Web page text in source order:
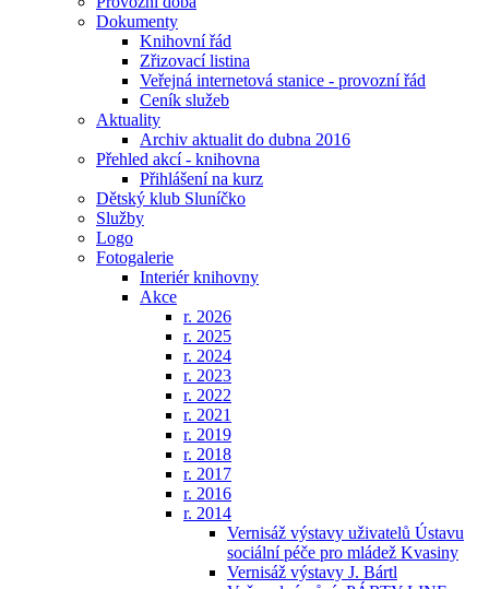
Dokumenty
Knihovní řád
Zřizovací listina
Veřejná internetová stanice - provozní řád
Ceník služeb
Aktuality
Archiv aktualit do dubna 2016
Přehled akcí - knihovna
Přihlášení na kurz
Dětský klub Sluníčko
Služby
Logo
Fotogalerie
Interiér knihovny
Akce
r. 2026
r. 2025
r. 2024
r. 2023
r. 2022
r. 2021
r. 2019
r. 2018
r. 2017
r. 2016
r. 2014
Vernisáž výstavy uživatelů Ústavu
sociální péče pro mládež Kvasiny
Vernisáž výstavy J. Bártl